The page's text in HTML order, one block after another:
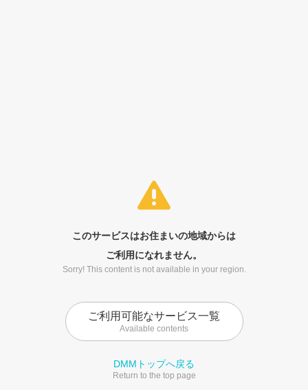
このサービスはお住まいの地域からは
ご利用になれません。
Sorry! This content is not available in your region.
ご利用可能なサービス一覧
Available contents
DMMトップへ戻る
Return to the top page